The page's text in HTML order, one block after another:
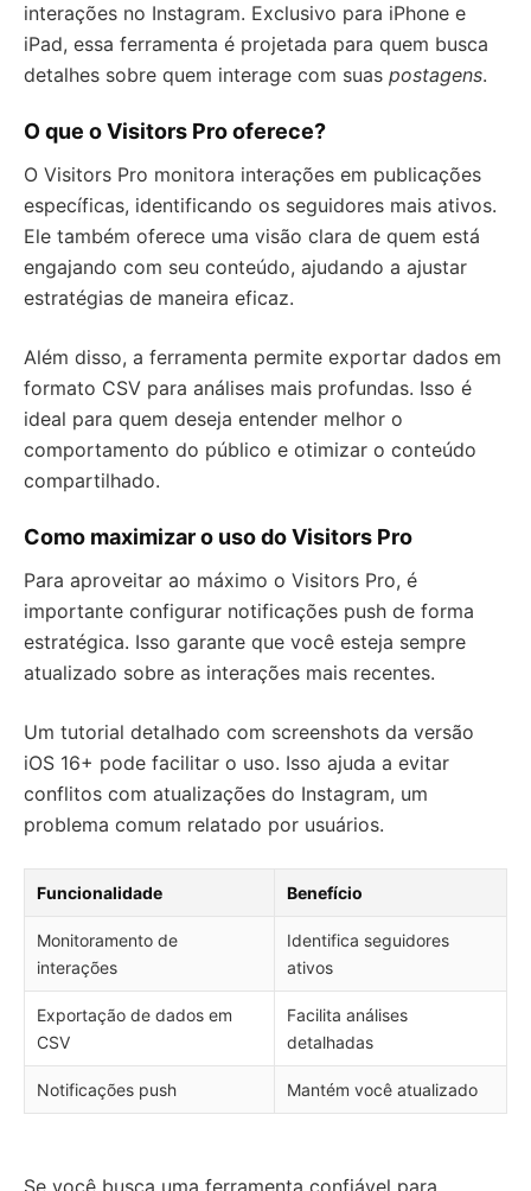
interações no Instagram. Exclusivo para iPhone e
iPad, essa ferramenta é projetada para quem busca
detalhes sobre quem interage com suas postagens.
O que o Visitors Pro oferece?
O Visitors Pro monitora interações em publicações
específicas, identificando os seguidores mais ativos.
Ele também oferece uma visão clara de quem está
engajando com seu conteúdo, ajudando a ajustar
estratégias de maneira eficaz.
Além disso, a ferramenta permite exportar dados em
formato CSV para análises mais profundas. Isso é
ideal para quem deseja entender melhor o
comportamento do público e otimizar o conteúdo
compartilhado.
Como maximizar o uso do Visitors Pro
Para aproveitar ao máximo o Visitors Pro, é
importante configurar notificações push de forma
estratégica. Isso garante que você esteja sempre
atualizado sobre as interações mais recentes.
Um tutorial detalhado com screenshots da versão
iOS 16+ pode facilitar o uso. Isso ajuda a evitar
conflitos com atualizações do Instagram, um
problema comum relatado por usuários.
Funcionalidade Benefício
Monitoramento de
interações
Identifica seguidores
ativos
Exportação de dados em
CSV
Facilita análises
detalhadas
Notificações push Mantém você atualizado
Se você busca uma ferramenta confiável para